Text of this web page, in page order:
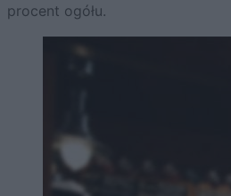
procent ogółu.